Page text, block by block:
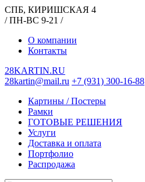
СПБ, КИРИШСКАЯ 4
/ ПН-ВС 9-21 /
О компании
Контакты
28KARTIN.RU
28kartin@mail.ru +7 (931) 300-16-88
Картины / Постеры
Рамки
ГОТОВЫЕ РЕШЕНИЯ
Услуги
Доставка и оплата
Портфолио
Распродажа